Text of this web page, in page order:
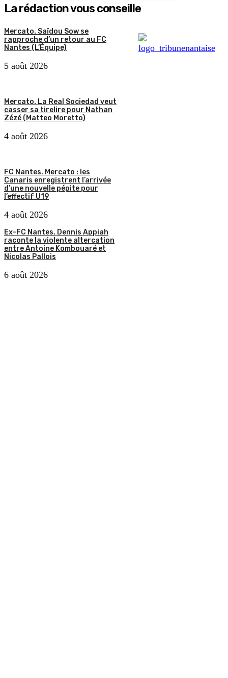
La rédaction vous conseille
Mercato. Saïdou Sow se
rapproche d’un retour au FC
Nantes (L’Équipe)
5 août 2026
Mercato. La Real Sociedad veut
casser sa tirelire pour Nathan
Zézé (Matteo Moretto)
4 août 2026
FC Nantes. Mercato : les
Canaris enregistrent l’arrivée
d’une nouvelle pépite pour
l’effectif U19
4 août 2026
Ex-FC Nantes. Dennis Appiah
raconte la violente altercation
entre Antoine Kombouaré et
Nicolas Pallois
6 août 2026